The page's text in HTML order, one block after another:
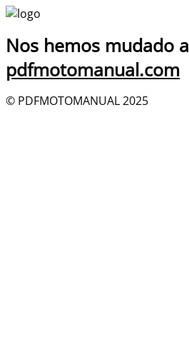
Nos hemos mudado a
pdfmotomanual.com
© PDFMOTOMANUAL 2025